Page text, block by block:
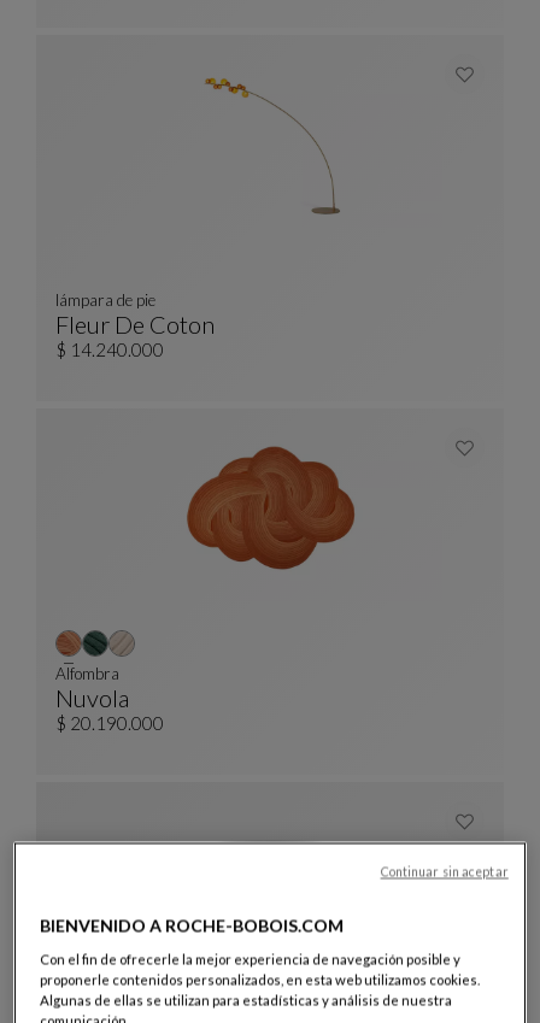
Fleur De Coton
Lámpara De Pie
Ver Descripción Completa
lámpara de pie
$ 14.240.000
Nuvola
Alfombra
Ver Descripción Completa
Alfombra
$ 20.190.000
BIENVENIDO A ROCHE-BOBOIS.COM
Con el fin de ofrecerle la mejor experiencia de navegación posible y
proponerle contenidos personalizados, en esta web utilizamos cookies.
Algunas de ellas se utilizan para estadísticas y análisis de nuestra
Continuar sin aceptar